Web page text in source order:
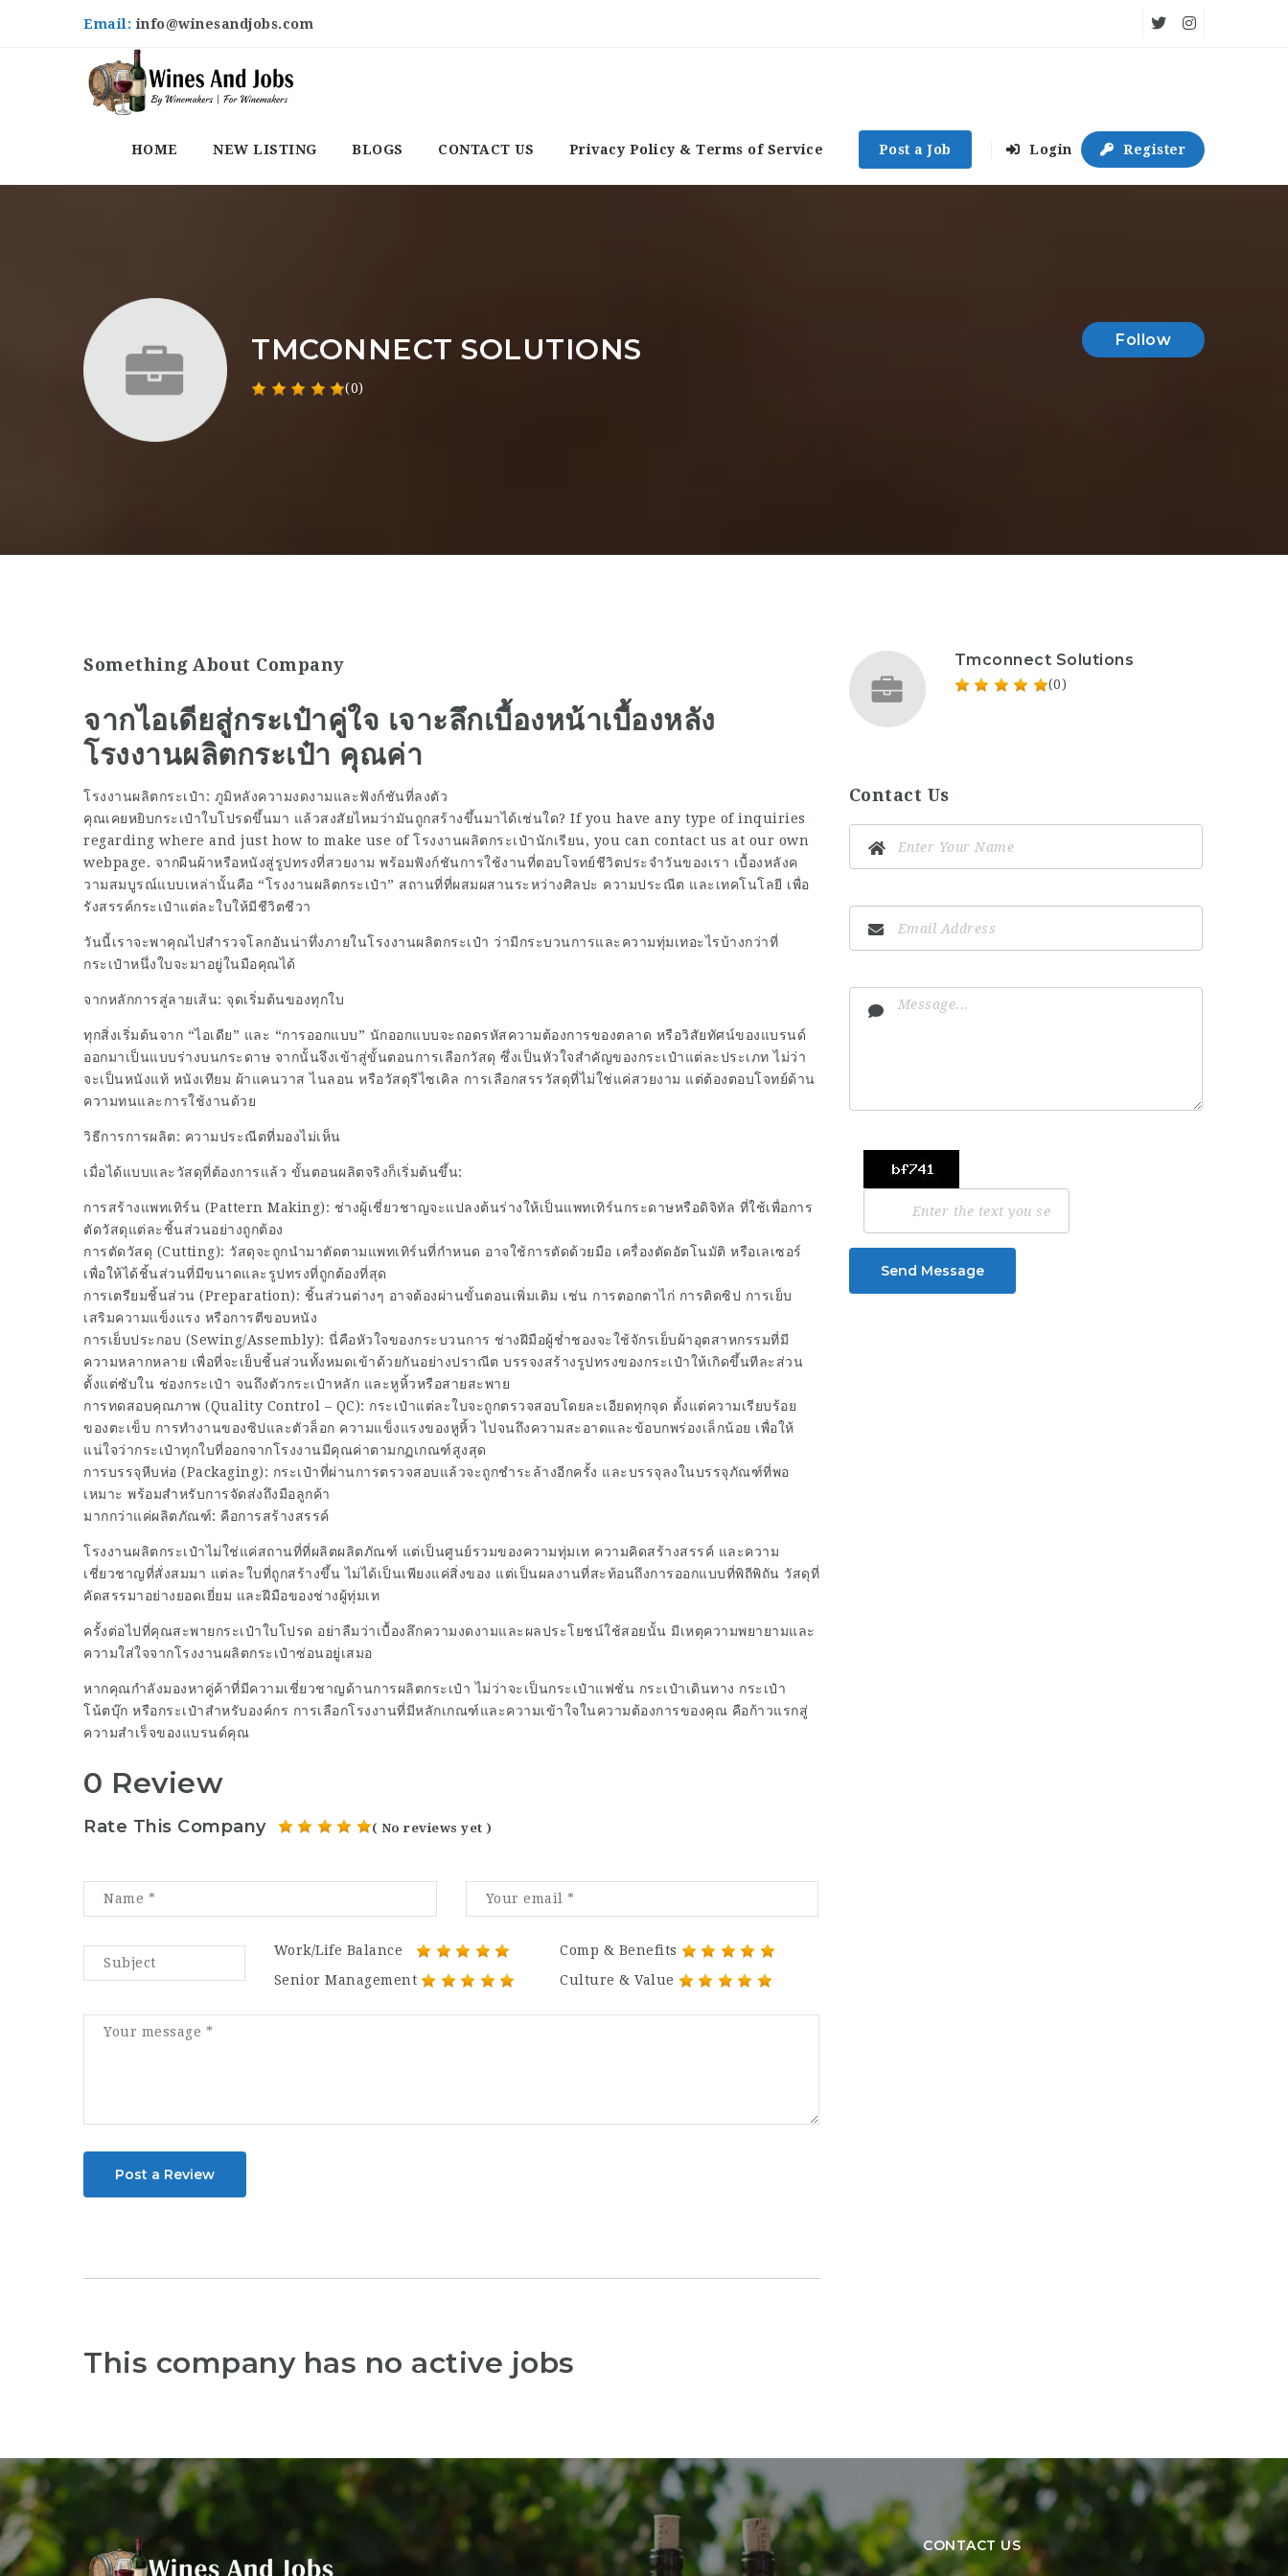
Email:info@winesandjobs.com
HOME NEW LISTING BLOGS CONTACT US Privacy Policy & Terms of Service Post a Job Login Register
TMCONNECT SOLUTIONS
(0)
Follow
Something About Company
จากไอเดียสู่กระเป๋าคู่ใจ เจาะลึกเบื้องหน้าเบื้องหลัง
โรงงานผลิตกระเป๋า คุณค่า
โรงงานผลิตกระเป๋า: ภูมิหลังความงดงามและฟังก์ชันที่ลงตัว
คุณเคยหยิบกระเป๋าใบโปรดขึ้นมา แล้วสงสัยไหมว่ามันถูกสร้างขึ้นมาได้เช่นใด? If you have any type of inquiries
regarding where and just how to make use of โรงงานผลิตกระเป๋านักเรียน, you can contact us at our own
webpage. จากผืนผ้าหรือหนังสู่รูปทรงที่สวยงาม พร้อมฟังก์ชันการใช้งานที่ตอบโจทย์ชีวิตประจำวันของเรา เบื้องหลังค
วามสมบูรณ์แบบเหล่านั้นคือ “โรงงานผลิตกระเป๋า” สถานที่ที่ผสมผสานระหว่างศิลปะ ความประณีต และเทคโนโลยี เพื่อ
รังสรรค์กระเป๋าแต่ละใบให้มีชีวิตชีวา
วันนี้เราจะพาคุณไปสำรวจโลกอันน่าทึ่งภายในโรงงานผลิตกระเป๋า ว่ามีกระบวนการและความทุ่มเทอะไรบ้างกว่าที่
กระเป๋าหนึ่งใบจะมาอยู่ในมือคุณได้
จากหลักการสู่ลายเส้น: จุดเริ่มต้นของทุกใบ
ทุกสิ่งเริ่มต้นจาก “ไอเดีย” และ “การออกแบบ” นักออกแบบจะถอดรหัสความต้องการของตลาด หรือวิสัยทัศน์ของแบรนด์
ออกมาเป็นแบบร่างบนกระดาษ จากนั้นจึงเข้าสู่ขั้นตอนการเลือกวัสดุ ซึ่งเป็นหัวใจสำคัญของกระเป๋าแต่ละประเภท ไม่ว่า
จะเป็นหนังแท้ หนังเทียม ผ้าแคนวาส ไนลอน หรือวัสดุรีไซเคิล การเลือกสรรวัสดุที่ไม่ใช่แค่สวยงาม แต่ต้องตอบโจทย์ด้าน
ความทนและการใช้งานด้วย
วิธีการการผลิต: ความประณีตที่มองไม่เห็น
เมื่อได้แบบและวัสดุที่ต้องการแล้ว ขั้นตอนผลิตจริงก็เริ่มต้นขึ้น:
การสร้างแพทเทิร์น (Pattern Making): ช่างผู้เชี่ยวชาญจะแปลงต้นร่างให้เป็นแพทเทิร์นกระดาษหรือดิจิทัล ที่ใช้เพื่อการ
ตัดวัสดุแต่ละชิ้นส่วนอย่างถูกต้อง
การตัดวัสดุ (Cutting): วัสดุจะถูกนำมาตัดตามแพทเทิร์นที่กำหนด อาจใช้การตัดด้วยมือ เครื่องตัดอัตโนมัติ หรือเลเซอร์
เพื่อให้ได้ชิ้นส่วนที่มีขนาดและรูปทรงที่ถูกต้องที่สุด
การเตรียมชิ้นส่วน (Preparation): ชิ้นส่วนต่างๆ อาจต้องผ่านขั้นตอนเพิ่มเติม เช่น การตอกตาไก่ การติดซิป การเย็บ
เสริมความแข็งแรง หรือการตีขอบหนัง
การเย็บประกอบ (Sewing/Assembly): นี่คือหัวใจของกระบวนการ ช่างฝีมือผู้ช่ำชองจะใช้จักรเย็บผ้าอุตสาหกรรมที่มี
ความหลากหลาย เพื่อที่จะเย็บชิ้นส่วนทั้งหมดเข้าด้วยกันอย่างปราณีต บรรจงสร้างรูปทรงของกระเป๋าให้เกิดขึ้นทีละส่วน
ตั้งแต่ซับใน ช่องกระเป๋า จนถึงตัวกระเป๋าหลัก และหูหิ้วหรือสายสะพาย
การทดสอบคุณภาพ (Quality Control – QC): กระเป๋าแต่ละใบจะถูกตรวจสอบโดยละเอียดทุกจุด ตั้งแต่ความเรียบร้อย
ของตะเข็บ การทำงานของซิปและตัวล็อก ความแข็งแรงของหูหิ้ว ไปจนถึงความสะอาดและข้อบกพร่องเล็กน้อย เพื่อให้
แน่ใจว่ากระเป๋าทุกใบที่ออกจากโรงงานมีคุณค่าตามกฏเกณฑ์สูงสุด
การบรรจุหีบห่อ (Packaging): กระเป๋าที่ผ่านการตรวจสอบแล้วจะถูกชำระล้างอีกครั้ง และบรรจุลงในบรรจุภัณฑ์ที่พอ
เหมาะ พร้อมสำหรับการจัดส่งถึงมือลูกค้า
มากกว่าแค่ผลิตภัณฑ์: คือการสร้างสรรค์
โรงงานผลิตกระเป๋าไม่ใช่แค่สถานที่ที่ผลิตผลิตภัณฑ์ แต่เป็นศูนย์รวมของความทุ่มเท ความคิดสร้างสรรค์ และความ
เชี่ยวชาญที่สั่งสมมา แต่ละใบที่ถูกสร้างขึ้น ไม่ได้เป็นเพียงแค่สิ่งของ แต่เป็นผลงานที่สะท้อนถึงการออกแบบที่พิถีพิถัน วัสดุที่
คัดสรรมาอย่างยอดเยี่ยม และฝีมือของช่างผู้ทุ่มเท
ครั้งต่อไปที่คุณสะพายกระเป๋าใบโปรด อย่าลืมว่าเบื้องลึกความงดงามและผลประโยชน์ใช้สอยนั้น มีเหตุความพยายามและ
ความใส่ใจจากโรงงานผลิตกระเป๋าซ่อนอยู่เสมอ
หากคุณกำลังมองหาคู่ค้าที่มีความเชี่ยวชาญด้านการผลิตกระเป๋า ไม่ว่าจะเป็นกระเป๋าแฟชั่น กระเป๋าเดินทาง กระเป๋า
โน้ตบุ๊ก หรือกระเป๋าสำหรับองค์กร การเลือกโรงงานที่มีหลักเกณฑ์และความเข้าใจในความต้องการของคุณ คือก้าวแรกสู่
ความสำเร็จของแบรนด์คุณ
0 Review
Rate This Company ( No reviews yet )
Work/Life Balance
Comp & Benefits
Senior Management
Culture & Value
Post a Review
This company has no active jobs
Tmconnect Solutions
(0)
Contact Us
Send Message
CONTACT US